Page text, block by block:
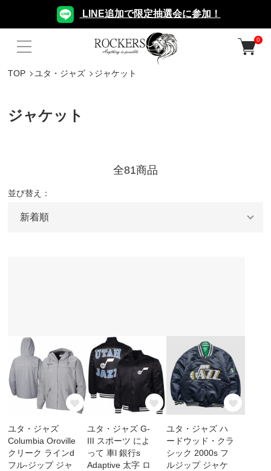
LINE追加で限定抽選会に参加！
0
TOP ユタ・ジャズ ジャケット
ジャケット
全81商品
並び替え：
ユタ・ジャズ
Columbia Oroville
クリーク ラインd
フル-ジップ ジャ
ユタ・ジャズ G-
III スポーツ によ
って 車l 銀行s
Adaptive 太字 ロ
ユタ・ジャズ ハ
ードウッド・クラ
シック 2000s フ
ルジップ ジャケ